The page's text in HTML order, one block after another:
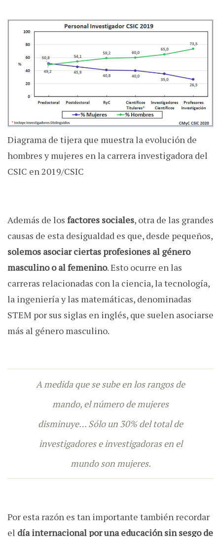
Diagrama de tijera que muestra la evolución de
hombres y mujeres en la carrera investigadora del
CSIC en 2019/CSIC
Además de los factores sociales, otra de las grandes
causas de esta desigualdad es que, desde pequeños,
solemos asociar ciertas profesiones al género
masculino o al femenino. Esto ocurre en las
carreras relacionadas con la ciencia, la tecnología,
la ingeniería y las matemáticas, denominadas
STEM por sus siglas en inglés, que suelen asociarse
más al género masculino.
A medida que se sube en los rangos de
mando, el número de mujeres
disminuye… Sólo un 30% del total de
investigadores e investigadoras en el
mundo son mujeres.
Por esta razón es tan importante también recordar
el día internacional por una educación sin sesgo de